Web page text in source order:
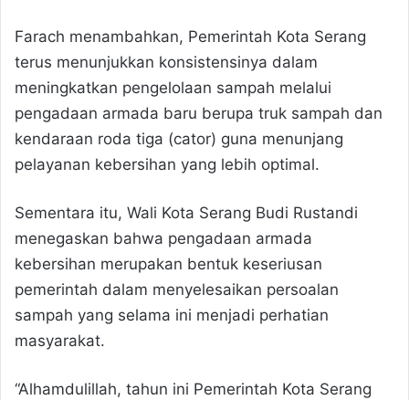
Farach menambahkan, Pemerintah Kota Serang
terus menunjukkan konsistensinya dalam
meningkatkan pengelolaan sampah melalui
pengadaan armada baru berupa truk sampah dan
kendaraan roda tiga (cator) guna menunjang
pelayanan kebersihan yang lebih optimal.
Sementara itu, Wali Kota Serang Budi Rustandi
menegaskan bahwa pengadaan armada
kebersihan merupakan bentuk keseriusan
pemerintah dalam menyelesaikan persoalan
sampah yang selama ini menjadi perhatian
masyarakat.
“Alhamdulillah, tahun ini Pemerintah Kota Serang